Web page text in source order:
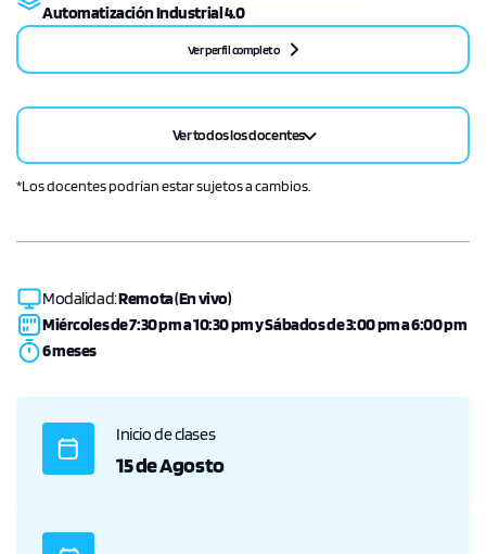
Automatización Industrial 4.0
Ver perfil completo
Ver todos los docentes
*Los docentes podrían estar sujetos a cambios.
Modalidad:Remota (En vivo)
Miércoles de 7:30 pm a 10:30 pm y Sábados de 3:00 pm a 6:00 pm
6 meses
Inicio de clases
15 de Agosto